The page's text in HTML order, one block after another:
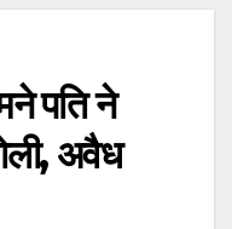
पति ने
अवैध